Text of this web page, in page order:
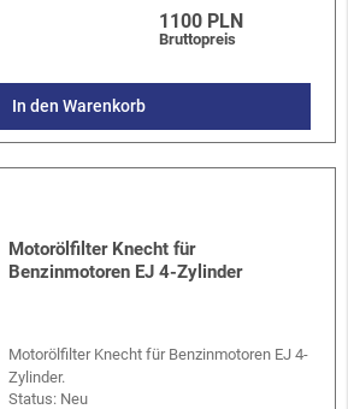
1100 PLN
Bruttopreis
In den Warenkorb
Motorölfilter Knecht für
Benzinmotoren EJ 4-Zylinder
Motorölfilter Knecht für Benzinmotoren EJ 4-
Zylinder.
Status: Neu